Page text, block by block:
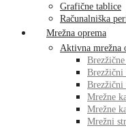
Grafične tablice
Računalniška
Mrežna oprema
Aktivna mrežna
Brezžični
Mrežne
Mrežne
Mrežni